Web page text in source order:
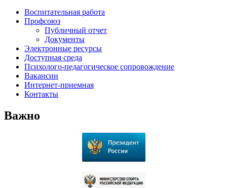
Воспитательная работа
Профсоюз
Публичный отчет
Документы
Электронные ресурсы
Доступная среда
Психолого-педагогическое сопровождение
Вакансии
Интернет-приемная
Контакты
Важно